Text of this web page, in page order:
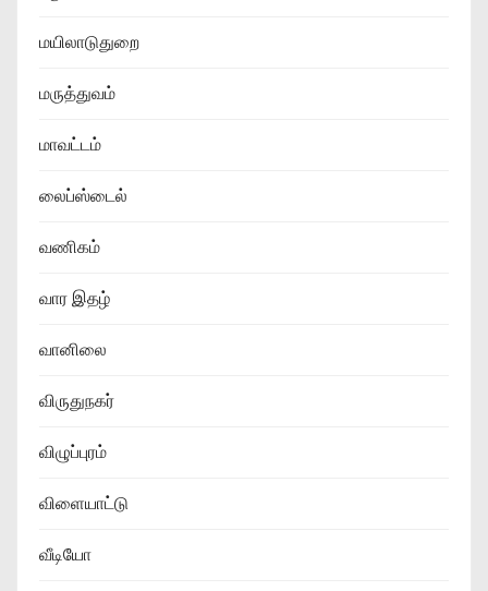
மயிலாடுதுறை
மருத்துவம்
மாவட்டம்
லைப்ஸ்டைல்
வணிகம்
வார இதழ்
வானிலை
விருதுநகர்
விழுப்புரம்
விளையாட்டு
வீடியோ